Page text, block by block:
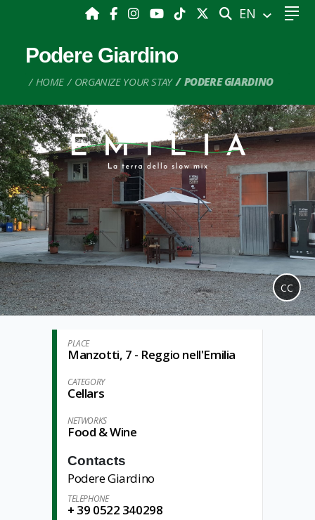
SEARCH
EN
Podere Giardino
HOME ORGANIZE YOUR STAY PODERE GIARDINO
CC
PLACE
Manzotti, 7 - Reggio nell'Emilia
CATEGORY
Cellars
NETWORKS
Food & Wine
Contacts
Podere Giardino
TELEPHONE
+ 39 0522 340298